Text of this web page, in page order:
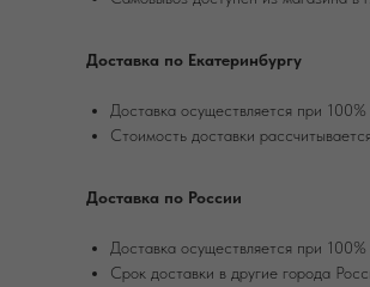
Доставка по Екатеринбургу
Доставка осуществляется при
Стоимость доставки
Доставка по России
Доставка осуществляется при
Срок доставки в другие города